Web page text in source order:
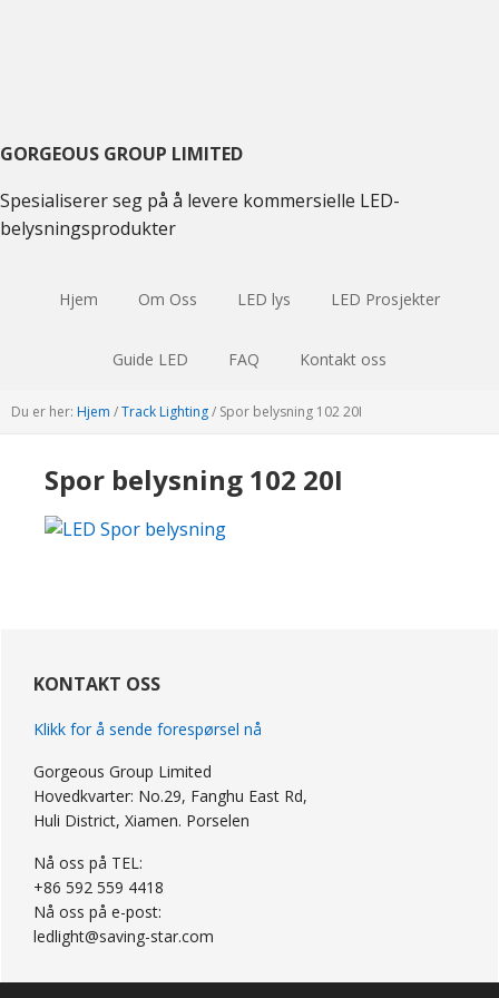
GORGEOUS GROUP LIMITED
Spesialiserer seg på å levere kommersielle LED-
belysningsprodukter
Hjem Om Oss LED lys LED Prosjekter
Guide LED FAQ Kontakt oss
Du er her: Hjem /Track Lighting/ Spor belysning 102 20I
Spor belysning 102 20I
Sidebar
KONTAKT OSS
Klikk for å sende forespørsel nå
Gorgeous Group Limited
Hovedkvarter: No.29, Fanghu East Rd,
Huli District, Xiamen. Porselen
Nå oss på TEL:
+86 592 559 4418
Nå oss på e-post:
ledlight@saving-star.com